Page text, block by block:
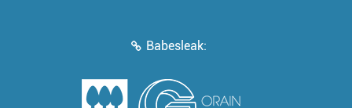
Babesleak: